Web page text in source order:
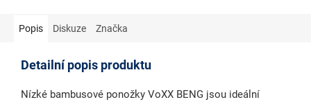
Popis Diskuze Značka
Detailní popis produktu
Nízké bambusové ponožky VoXX BENG jsou ideální